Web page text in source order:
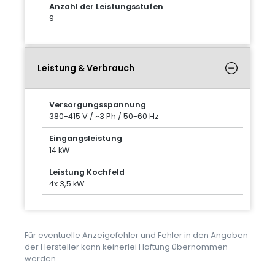
Anzahl der Leistungsstufen
9
Leistung & Verbrauch
Versorgungsspannung
380-415 V / ~3 Ph / 50-60 Hz
Eingangsleistung
14 kW
Leistung Kochfeld
4x 3,5 kW
Für eventuelle Anzeigefehler und Fehler in den Angaben
der Hersteller kann keinerlei Haftung übernommen
werden.